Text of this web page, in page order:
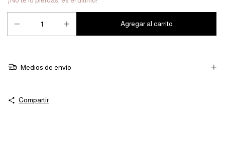
Medios de envío
Compartir